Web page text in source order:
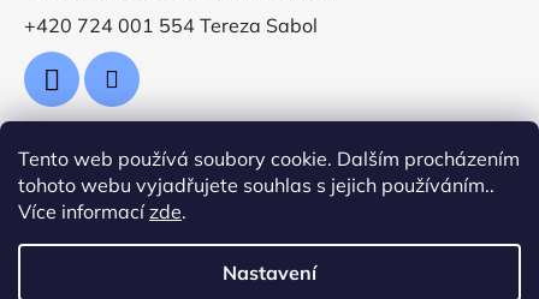
Tento web používá soubory cookie. Dalším procházením
tohoto webu vyjadřujete souhlas s jejich používáním..
Více informacízde.
Nastavení
+420 724 001 554 Tereza Sabol
Přijímáme online platby